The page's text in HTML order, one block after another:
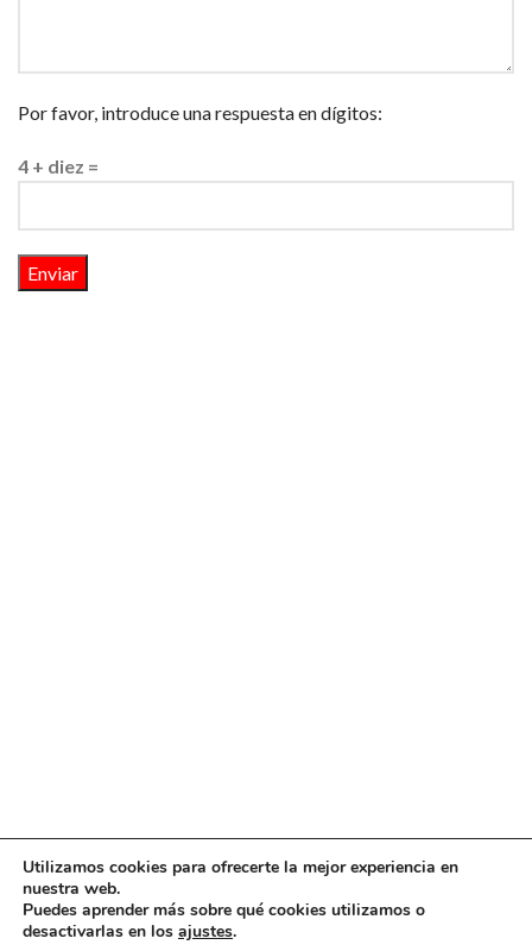
Por favor, introduce una respuesta en dígitos:
4 + diez =
CINCO INFORMÁTICA
Utilizamos cookies para ofrecerte la mejor experiencia en
nuestra web.
Puedes aprender más sobre qué cookies utilizamos o
desactivarlas en los ajustes.